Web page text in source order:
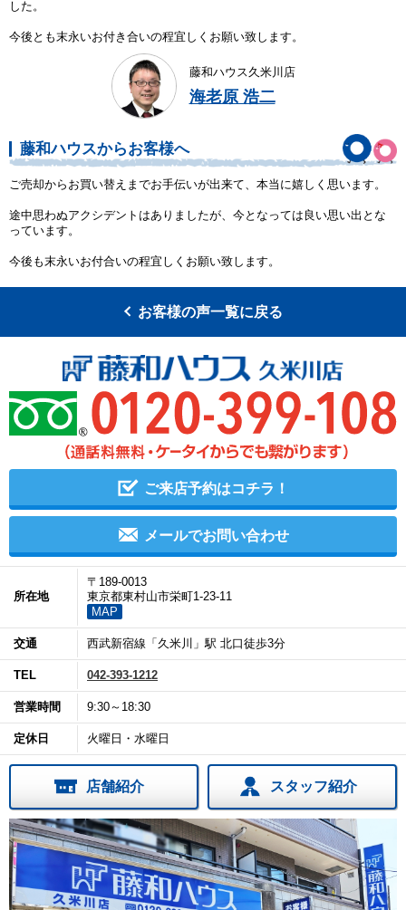
した。
今後とも末永いお付き合いの程宜しくお願い致します。
藤和ハウス久米川店
海老原 浩二
藤和ハウスからお客様へ
ご売却からお買い替えまでお手伝いが出来て、本当に嬉しく思います。
途中思わぬアクシデントはありましたが、今となっては良い思い出とな
っています。
今後も末永いお付合いの程宜しくお願い致します。
お客様の声一覧に戻る
ご来店予約はコチラ！
メールでお問い合わせ
所在地
〒189-0013
東京都東村山市栄町1-23-11
MAP
交通 西武新宿線「久米川」駅 北口徒歩3分
TEL 042-393-1212
営業時間 9:30～18:30
定休日 火曜日・水曜日
店舗紹介 スタッフ紹介